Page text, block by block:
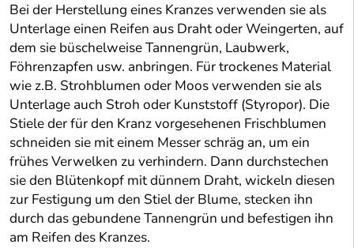
Bei der Herstellung eines Kranzes verwenden sie als
Unterlage einen Reifen aus Draht oder Weingerten, auf
dem sie büschelweise Tannengrün, Laubwerk,
Föhrenzapfen usw. anbringen. Für trockenes Material
wie z.B. Strohblumen oder Moos verwenden sie als
Unterlage auch Stroh oder Kunststoff (Styropor). Die
Stiele der für den Kranz vorgesehenen Frischblumen
schneiden sie mit einem Messer schräg an, um ein
frühes Verwelken zu verhindern. Dann durchstechen
sie den Blütenkopf mit dünnem Draht, wickeln diesen
zur Festigung um den Stiel der Blume, stecken ihn
durch das gebundene Tannengrün und befestigen ihn
am Reifen des Kranzes.